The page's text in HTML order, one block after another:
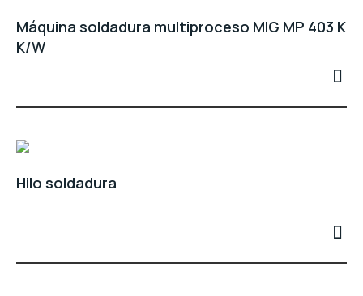
Máquina soldadura multiproceso MIG MP 403 K
K/W
Hilo soldadura